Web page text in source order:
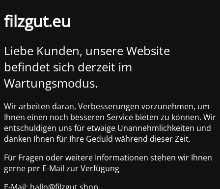
filzgut.eu
Liebe Kunden, unsere Website
befindet sich derzeit im
Wartungsmodus.
Wir arbeiten daran, Verbesserungen vorzunehmen, um
Ihnen einen noch besseren Service bieten zu können. Wir
entschuldigen uns für etwaige Unannehmlichkeiten und
danken Ihnen für Ihre Geduld während dieser Zeit.
Für Fragen oder weitere Informationen stehen wir Ihnen
gerne per E-Mail zur Verfügung